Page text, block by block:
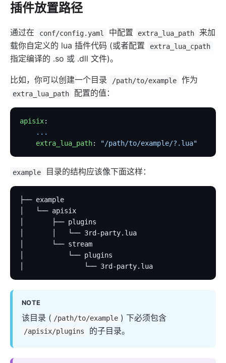
tcp-logger
rocketmq-logger
udp-logger
syslog
error-log-logger
sls-logger
google-cloud-logging
splunk-hec-logging
loggly
elasticsearch-logger
tencent-cloud-cls
loki-logger
Lago Billing (lago)
Serverless
azure-functions
openwhisk
插件放置路径
通过在 conf/config.yaml 中配置 extra_lua_path
来加
载你自定义的 lua 插件代码 (或者配置
extra_lua_cpath
指定编译的 .so 或 .dll 文件)。
比如，你可以创建一个目录 /path/to/example 作为
extra_lua_path 配置的值：
apisix:
    ...
    extra_lua_path
: "/path/to/example/?.lua"
example 目录的结构应该像下面这样：
├── example
│   └── apisix
│       ├── plugins
│       │   └── 3rd-party.lua
│       └── stream
│           └── plugins
│               └── 3rd-party.lua
NOTE
该目录 ( /path/to/example ) 下必须包含
/apisix/plugins 的子目录。